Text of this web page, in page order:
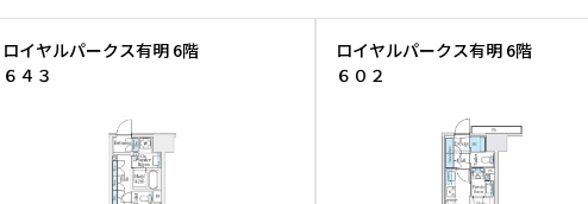
新着情報から探す
ニュースから探す
新着募集情報
三井不動産企画
賃料改定
フリーレント
よくあるご質問
事業部取り扱い物件入居申
込
ロイヤルパークス有明 6階
６４３
ロイヤルパークス有明 6階
６０２